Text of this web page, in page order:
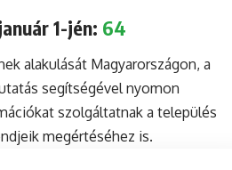
1-jén: 64
alakulását Magyarországon, a
segítségével nyomon
szolgáltatnak a település
megértéséhez is.